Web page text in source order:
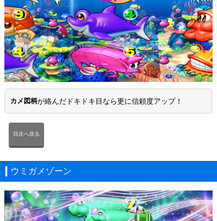
カメ図柄が絡んだドキドキ目なら更に信頼度アップ！
目次へ戻る
ウミガメゾーン